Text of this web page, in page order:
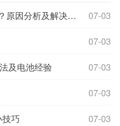
07-03
析及解决办法分享
07-03
07-03
及电池经验
07-03
07-03
巧